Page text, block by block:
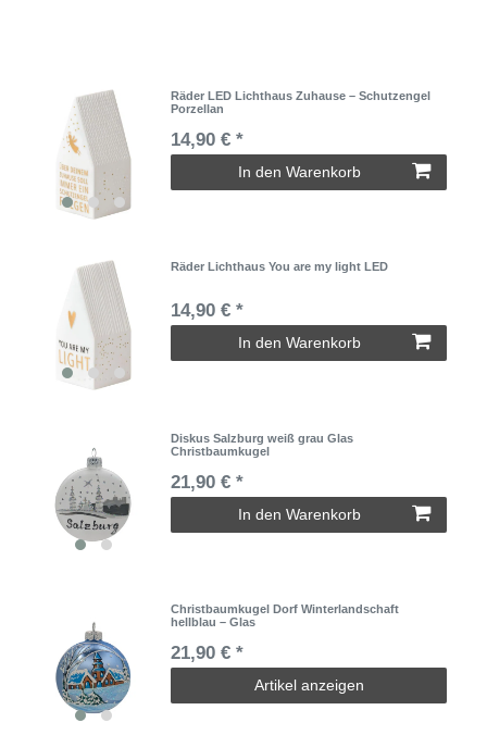
Räder LED Lichthaus Zuhause – Schutzengel
Porzellan
14,90 € *
In den Warenkorb
Räder Lichthaus You are my light LED
14,90 € *
In den Warenkorb
Diskus Salzburg weiß grau Glas
Christbaumkugel
21,90 € *
In den Warenkorb
Christbaumkugel Dorf Winterlandschaft
hellblau – Glas
21,90 € *
Artikel anzeigen